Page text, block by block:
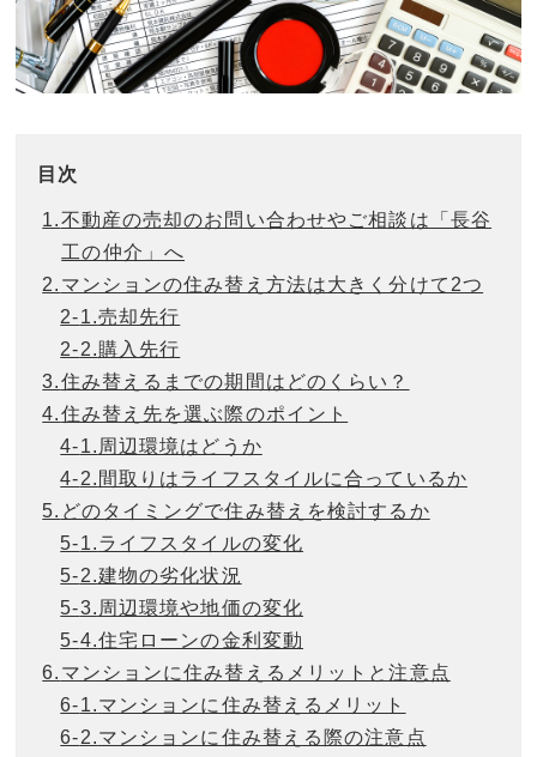
目次
1.不動産の売却のお問い合わせやご相談は「長谷
工の仲介」へ
2. マンションの住み替え方法は大きく分けて2つ
2-1.売却先行
2-2.購入先行
3.住み替えるまでの期間はどのくらい？
4.住み替え先を選ぶ際のポイント
4-1. 周辺環境はどうか
4-2. 間取りはライフスタイルに合っているか
5. どのタイミングで住み替えを検討するか
5-1.ライフスタイルの変化
5-2.建物の劣化状況
5-3. 周辺環境や地価の変化
5-4.住宅ローンの金利変動
6. マンションに住み替えるメリットと注意点
6-1.マンションに住み替えるメリット
6-2.マンションに住み替える際の注意点